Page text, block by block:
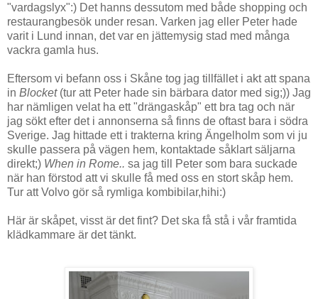
"vardagslyx":) Det hanns dessutom med både shopping och
restaurangbesök under resan. Varken jag eller Peter hade
varit i Lund innan, det var en jättemysig stad med många
vackra gamla hus.
Eftersom vi befann oss i Skåne tog jag tillfället i akt att spana
in Blocket(tur att Peter hade sin bärbara dator med sig;)) Jag
har nämligen velat ha ett "drängaskåp" ett bra tag och när
jag sökt efter det i annonserna så finns de oftast bara i södra
Sverige. Jag hittade ett i trakterna kring Ängelholm som vi ju
skulle passera på vägen hem, kontaktade såklart säljarna
direkt;) When in Rome.. sa jag till Peter som bara suckade
när han förstod att vi skulle få med oss en stort skåp hem.
Tur att Volvo gör så rymliga kombibilar,hihi:)
Här är skåpet, visst är det fint? Det ska få stå i vår framtida
klädkammare är det tänkt.